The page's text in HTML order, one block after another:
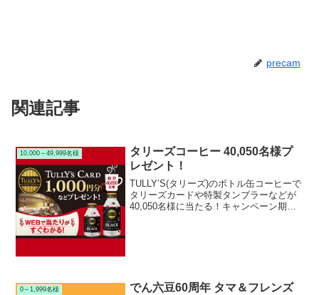
precam
関連記事
10,000～49,999名様
タリーズコーヒー 40,050名様プ
レゼント！
TULLY’S(タリーズ)のボトル缶コーヒーで
タリーズカードや特製タンブラーなどが
40,050名様に当たる！キャンペーン期間
0～1,999名様
でん六豆60周年 タマ＆フレンズ